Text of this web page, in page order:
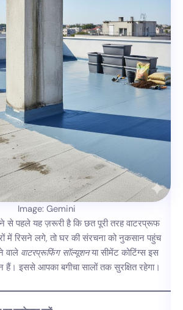
Image: Gemini
से पहले यह ज़रूरी है कि छत पूरी तरह वाटरप्रूफ
में रिसने लगे, तो घर की संरचना को नुकसान पहुंच
वाले वाटरप्रूफिंग सॉल्यूशनया सीमेंट कोटिंग्स इस
हैं। इससे आपका बगीचा सालों तक सुरक्षित रहेगा।